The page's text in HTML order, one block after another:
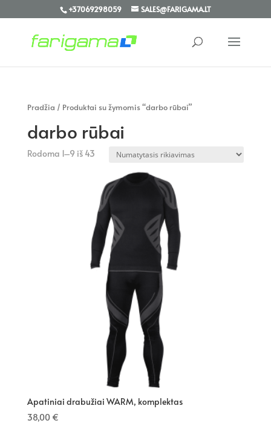
+37069298059 SALES@FARIGAMA.LT
Pradžia / Produktai su žymomis “darbo rūbai”
darbo rūbai
Rodoma 1–9 iš 43
Apatiniai drabužiai WARM, komplektas
38,00 €